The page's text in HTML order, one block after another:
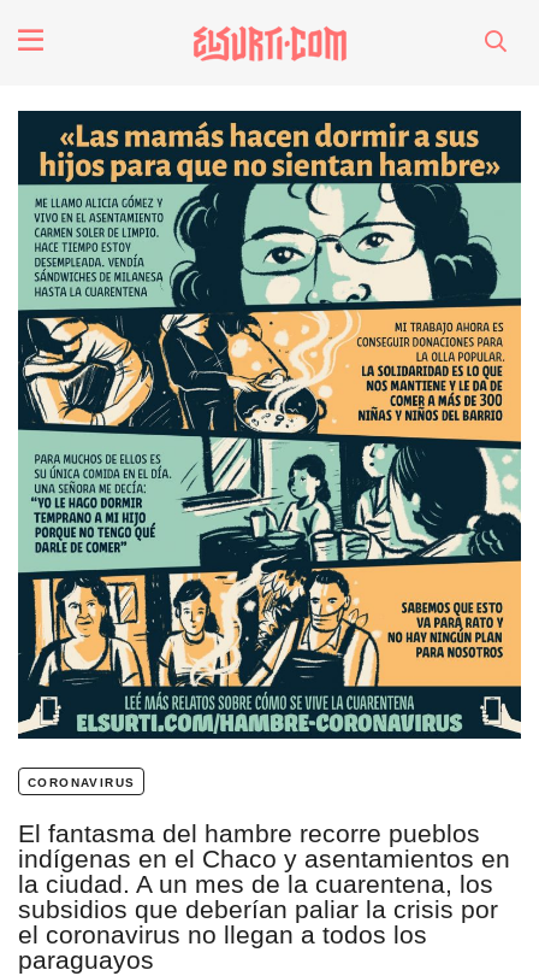
Futuros
Soberanas
Oligarquía
Despacio Sonoro
especiales
invasores vip
estronismo climático
escuelas fumigadas
historia de las mujeres
patria contratista
plan del terror
consumo ilustrado
surti impreso
coronavirus
El fantasma del hambre recorre pueblos
indígenas en el Chaco y asentamientos en
la ciudad. A un mes de la cuarentena, los
subsidios que deberían paliar la crisis por
el coronavirus no llegan a todos los
paraguayos